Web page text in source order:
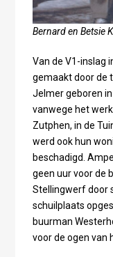
Bernard en Betsie
Van de V1-inslag
gemaakt door de
Jelmer geboren
vanwege het
Zutphen, in de
werd ook hun
beschadigd.
geen uur voor de
Stellingwerf door
schuilplaats
buurman
voor de ogen van